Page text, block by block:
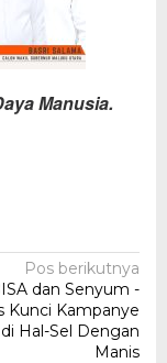
Manusia.
Pos berikutnya
dan Senyum -
Kunci Kampanye
Hal-Sel Dengan
Manis